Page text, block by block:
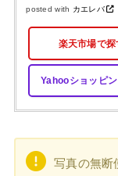
posted with カエレバ
楽天市場で探
Yahooショッピ
写真の無断